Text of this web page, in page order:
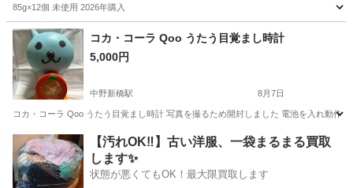
85g×12個 未使用 2026年購入
東京 新宿区 新宿駅 家庭用品 固形石鹸
コカ・コーラ Qoo うたう目覚まし時計
5,000円
中野新橋駅 8月7日
コカ・コーラ Qoo うたう目覚まし時計 写真を撮るため開封しました 電池を入れ動作
東京 中野区 中野新橋駅 ノベルティグッズ Qoo
【汚れOK‼️】古い洋服、一袋まるまる買取
します✨
状態が悪くてもOK！最大限買取します